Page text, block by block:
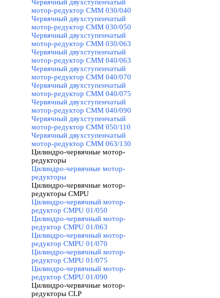
Червячный двухступенчатый
мотор-редуктор CMM 030/040
Червячный двухступенчатый
мотор-редуктор CMM 030/050
Червячный двухступенчатый
мотор-редуктор CMM 030/063
Червячный двухступенчатый
мотор-редуктор CMM 040/063
Червячный двухступенчатый
мотор-редуктор CMM 040/070
Червячный двухступенчатый
мотор-редуктор CMM 040/075
Червячный двухступенчатый
мотор-редуктор CMM 040/090
Червячный двухступенчатый
мотор-редуктор CMM 050/110
Червячный двухступенчатый
мотор-редуктор CMM 063/130
Цилиндро-червячные мотор-
редукторы
Цилиндро-червячные мотор-
редукторы
Цилиндро-червячные мотор-
редукторы CMPU
Цилиндро-червячный мотор-
редуктор CMPU 01/050
Цилиндро-червячный мотор-
редуктор CMPU 01/063
Цилиндро-червячный мотор-
редуктор CMPU 01/070
Цилиндро-червячный мотор-
редуктор CMPU 01/075
Цилиндро-червячный мотор-
редуктор CMPU 01/090
Цилиндро-червячные мотор-
редукторы CLP